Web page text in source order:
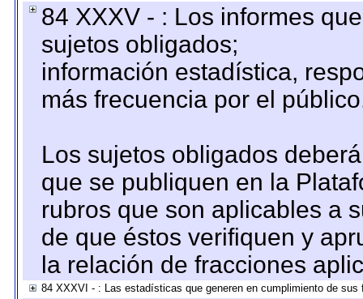
84 XXXV - : Los informes
sujetos obligados;
información estadística,
más frecuencia por el
Los sujetos obligados
que se publiquen en la
rubros que son aplicables a
de que éstos verifiquen y
la relación de fracciones
84 XXXVI - : Las estadísticas que generen en cumplimiento de